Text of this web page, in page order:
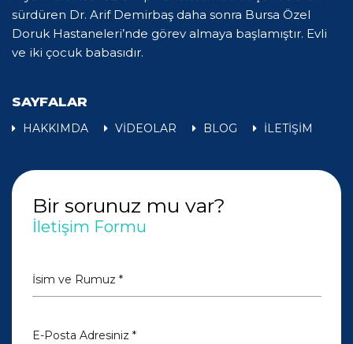
sürdüren Dr. Arif Demirbaş daha sonra Bursa Özel
Doruk Hastaneleri’nde görev almaya başlamıştır. Evli
ve iki çocuk babasıdır.
SAYFALAR
HAKKIMDA VİDEOLAR BLOG İLETİŞİM
Bir sorunuz mu var?
İletişim Formu
İsim ve Rumuz *
E-Posta Adresiniz *